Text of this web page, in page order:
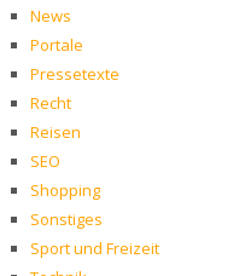
News
Portale
Pressetexte
Recht
Reisen
SEO
Shopping
Sonstiges
Sport und Freizeit